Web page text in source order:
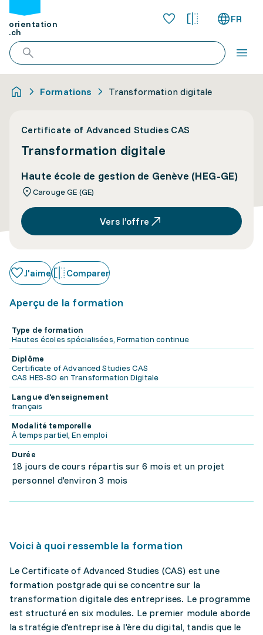
orientation
.ch
FR
Formations Transformation digitale
Certificate of Advanced Studies CAS
Transformation digitale
Haute école de gestion de Genève (HEG-GE)
Carouge GE (GE)
Vers l’offre
J'aime Comparer
Aperçu de la formation
Type de formation
Hautes écoles spécialisées, Formation continue
Diplôme
Certificate of Advanced Studies CAS
CAS HES-SO en Transformation Digitale
Langue d'enseignement
français
Modalité temporelle
À temps partiel, En emploi
Durée
18 jours de cours répartis sur 6 mois et un projet
personnel d'environ 3 mois
Voici à quoi ressemble la formation
Le Certificate of Advanced Studies (CAS) est une
formation postgrade qui se concentre sur la
transformation digitale des entreprises. Le programme
est structuré en six modules. Le premier module aborde
la stratégie d'entreprise à l'ère du digital, tandis que le